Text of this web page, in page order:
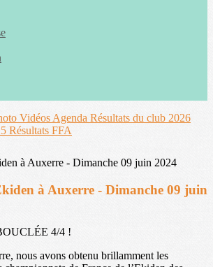
Vidéos Agenda Résultats du club 2026
Résultats FFA
à Auxerre - Dimanche 09 juin
4/4 !
nous avons obtenu brillamment les